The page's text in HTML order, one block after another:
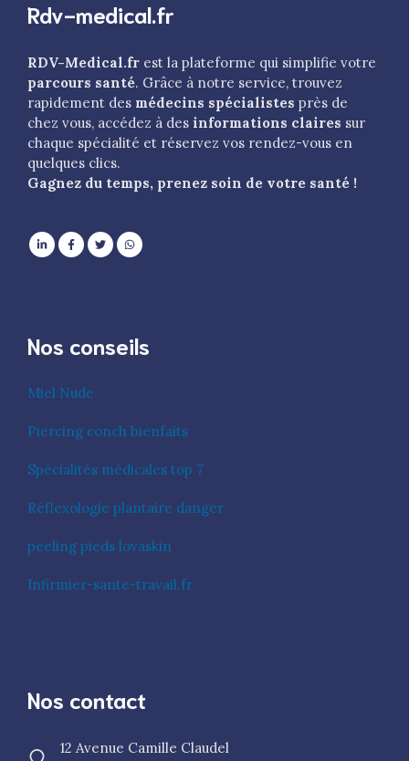
Rdv-medical.fr
RDV-Medical.fr est la plateforme qui simplifie votre
parcours santé. Grâce à notre service, trouvez
rapidement des médecins spécialistes près de
chez vous, accédez à des informations claires sur
chaque spécialité et réservez vos rendez-vous en
quelques clics.
Gagnez du temps, prenez soin de votre santé !
Nos conseils
Miel Nude
Piercing conch bienfaits
Spécialités médicales top 7
Réflexologie plantaire danger
peeling pieds lovaskin
Infirmier-sante-travail.fr
Nos contact
12 Avenue Camille Claudel